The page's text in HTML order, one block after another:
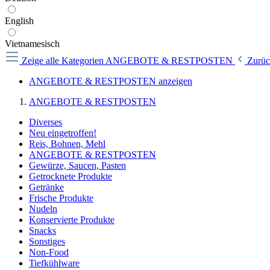
English
Vietnamesisch
Zeige alle Kategorien ANGEBOTE & RESTPOSTEN
ANGEBOTE & RESTPOSTEN anzeigen
ANGEBOTE & RESTPOSTEN
Diverses
Neu eingetroffen!
Reis, Bohnen, Mehl
ANGEBOTE & RESTPOSTEN
Gewürze, Saucen, Pasten
Getrocknete Produkte
Getränke
Frische Produkte
Nudeln
Konservierte Produkte
Snacks
Sonstiges
Non-Food
Tiefkühlware